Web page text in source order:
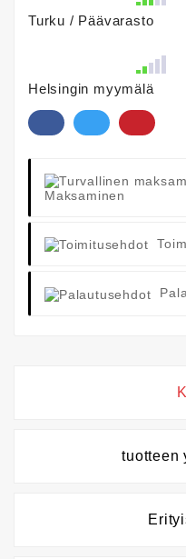
Turku / Päävarasto
Helsingin myymälä
Maksaminen
tuotteen